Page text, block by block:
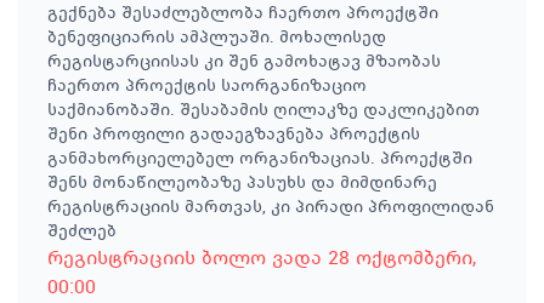
გექნება შესაძლებლობა ჩაერთო პროექტში
ბენეფიციარის ამპლუაში. მოხალისედ
რეგისტარციისას კი შენ გამოხატავ მზაობას
ჩაერთო პროექტის საორგანიზაციო
საქმიანობაში. შესაბამის ღილაკზე დაკლიკებით
შენი პროფილი გადაეგზავნება პროექტის
განმახორციელებელ ორგანიზაციას. პროექტში
შენს მონაწილეობაზე პასუხს და მიმდინარე
რეგისტრაციის მართვას, კი პირადი პროფილიდან
შეძლებ
რეგისტრაციის ბოლო ვადა 28 ოქტომბერი,
00:00